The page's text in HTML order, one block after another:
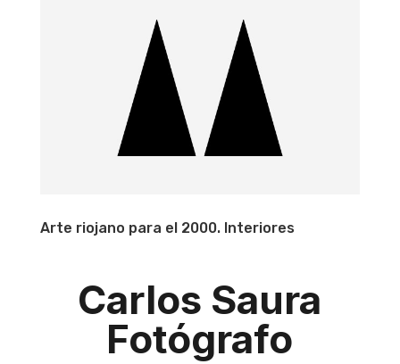
Arte riojano para el 2000. Interiores
Carlos Saura
Fotógrafo